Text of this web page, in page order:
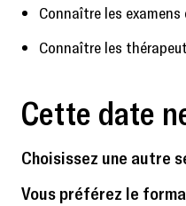
Cette date
Choisissez une autre
Vous préférez le
Connaître les
Connaître les